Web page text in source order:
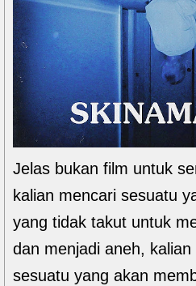
Jelas bukan film untuk
kalian mencari sesuatu
yang tidak takut untuk
dan menjadi aneh,
sesuatu yang akan